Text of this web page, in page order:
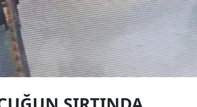
Ordu
Rize
Sakarya
Samsun
Siirt